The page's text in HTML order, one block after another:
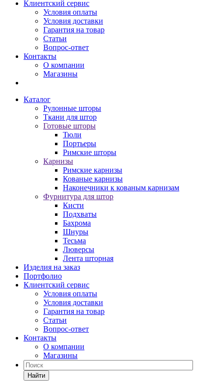
Клиентский сервис
Условия оплаты
Условия доставки
Гарантия на товар
Статьи
Вопрос-ответ
Контакты
О компании
Магазины
Каталог
Рулонные шторы
Ткани для штор
Готовые шторы
Тюли
Портьеры
Римские шторы
Карнизы
Римские карнизы
Кованые карнизы
Наконечники к кованым карнизам
Фурнитура для штор
Кисти
Подхваты
Бахрома
Шнуры
Тесьма
Люверсы
Лента шторная
Изделия на заказ
Портфолио
Клиентский сервис
Условия оплаты
Условия доставки
Гарантия на товар
Статьи
Вопрос-ответ
Контакты
О компании
Магазины
Найти